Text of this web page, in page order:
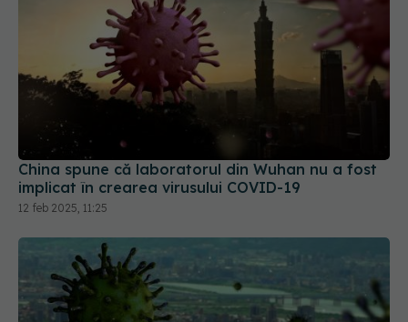
China spune că laboratorul din Wuhan nu a fost
implicat în crearea virusului COVID-19
12 feb 2025, 11:25